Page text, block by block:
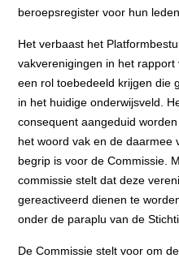
beroepsregister voor hun
Het verbaast het
vakverenigingen in het
een rol toebedeeld krijgen die
in het huidige onderwijsveld.
consequent aangeduid
het woord vak en de daarmee
begrip is voor de Commissie.
commissie stelt dat deze
gereactiveerd dienen te
onder de paraplu van de
De Commissie stelt voor om